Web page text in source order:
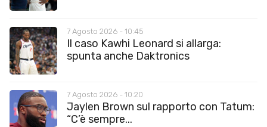
7 Agosto 2026 - 10:45
Il caso Kawhi Leonard si allarga:
spunta anche Daktronics
7 Agosto 2026 - 10:20
Jaylen Brown sul rapporto con Tatum:
“C’è sempre...